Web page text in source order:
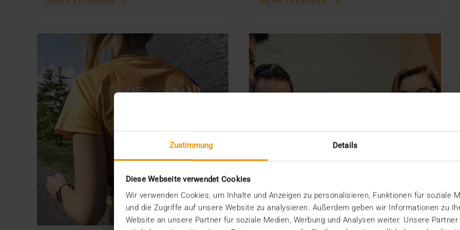
Zustimmung Details
Diese Webseite verwendet Cookies
Wir verwenden Cookies, um Inhalte und Anzeigen zu personalisieren, Funktionen für soziale
und die Zugriffe auf unsere Website zu analysieren. Außerdem geben wir Informationen zu
Website an unsere Partner für soziale Medien, Werbung und Analysen weiter. Unsere